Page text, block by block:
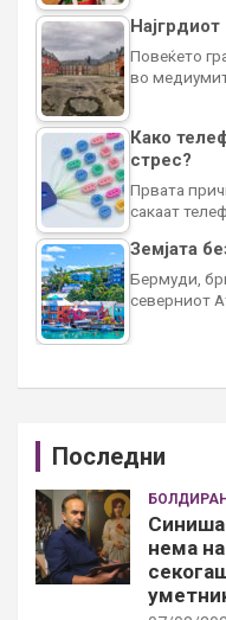
Повеќето
во
Како
стрес?
Првата
сакаат
Земјата
Бермуди,
северниот
Последни
нема